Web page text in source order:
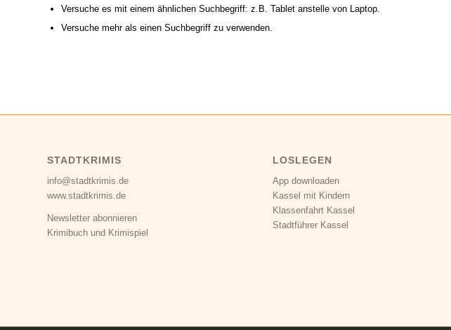
Versuche es mit einem ähnlichen Suchbegriff: z.B. Tablet anstelle von Laptop.
Versuche mehr als einen Suchbegriff zu verwenden.
STADTKRIMIS
info@stadtkrimis.de
www.stadtkrimis.de
Newsletter abonnieren
Krimibuch und Krimispiel
LOSLEGEN
App downloaden
Kassel mit Kindern
Klassenfahrt Kassel
Stadtführer Kassel